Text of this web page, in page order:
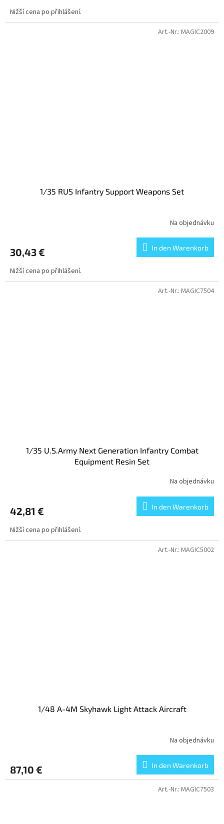
Nižší cena po přihlášení.
1/35 RUS Infantry Support Weapons Set
Na objednávku
30,43 € In den Warenkorb
Nižší cena po přihlášení.
Art.-Nr.: MAGIC2009
1/35 U.S.Army Next Generation Infantry Combat
Equipment Resin Set
Na objednávku
42,81 € In den Warenkorb
Nižší cena po přihlášení.
Art.-Nr.: MAGIC7504
1/48 A-4M Skyhawk Light Attack Aircraft
Na objednávku
87,10 € In den Warenkorb
Art.-Nr.: MAGIC5002
Art.-Nr.: MAGIC7503